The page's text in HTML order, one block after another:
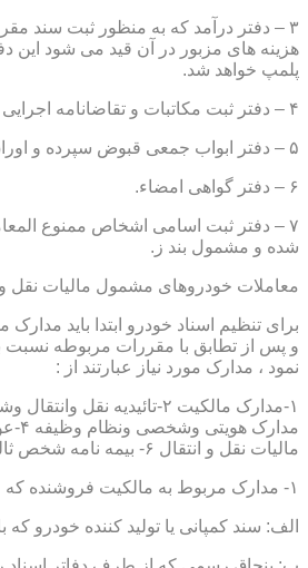
۳ – دفتر درآمد که به منظور ثبت سند
هزینه های مزبور در آن قید می شود این
پلمپ خواهد شد.
۴ – دفتر ثبت مکاتبات و تقاضانامه اجرایی و خلاصه معاملات.
۵ – دفتر ابواب جمعی قبوض سپرده و اوراق بهادار.
۶ – دفتر گواهی امضاء.
۷ – دفتر ثبت اسامی اشخاص ممنوع
شده و مشمول بند ز.
معاملات خودروهای مشمول مالیات نقل و
برای تنظیم اسناد خودرو ابتدا باید مدارک
و پس از تطابق با مقررات مربوطه نسبت
نمود ، مدارک مورد نیاز عبارتند از :
مالیات نقل و انتقال ۶- بیمه نامه شخص ثالث معتبر ۷-کارت سوخت
۱- مدارک مربوط به مالکیت فروشنده که عبارتند از
الف: سند کمپانی یا تولید کننده خودرو که